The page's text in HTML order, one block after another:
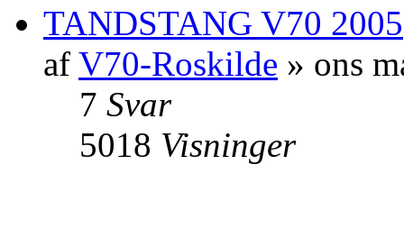
TANDSTANG V70 2005
af V70-Roskilde » ons
7 Svar
5018 Visninger